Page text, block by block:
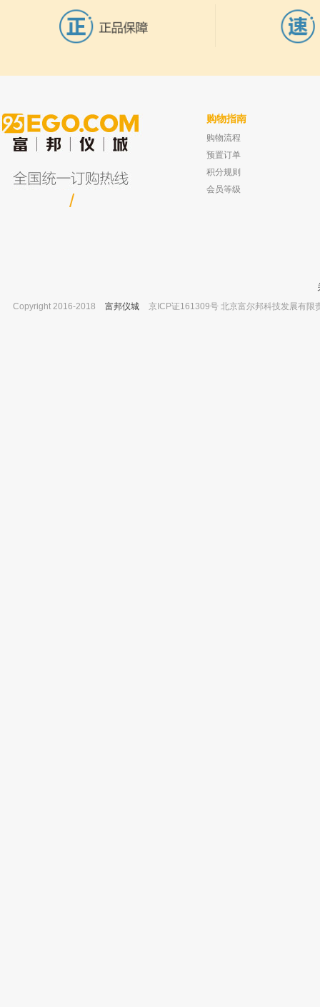
常州蓝光 HM系列扭力测试仪 HM-100
0.15-10 N.m
邻苯二甲酸二烯丙酯 Phthalic Acid,
Allyl Ester CAS 131-17-9
/
购物指南
购物流程
预置订单
积分规则
会员等级
Copyright 2016-2018
富邦仪城 京ICP证161309号 北京富尔邦科技发展有